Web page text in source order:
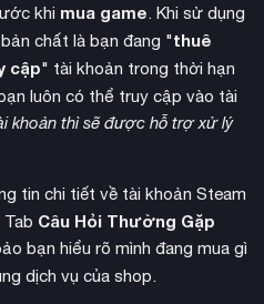
khi mua game. Khi sử dụng
chất là bạn đang "thuê
cập" tài khoản trong thời hạn
luôn có thể truy cập vào tài
khoản thì sẽ được hỗ trợ xử lý
tin chi tiết về tài khoản Steam
Tab Câu Hỏi Thường Gặp
bạn hiểu rõ mình đang mua gì
dịch vụ của shop.